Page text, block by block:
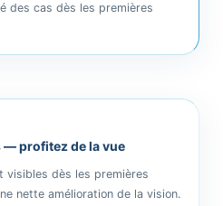
des cas dès les premières
— profitez de la vue
visibles dès les premières
nette amélioration de la vision.